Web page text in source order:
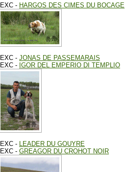
EXC - HARGOS DES CIMES DU BOCAGE
EXC - JONAS DE PASSEMARAIS
EXC - IGOR DEL EMPERIO DI TEMPLIO
EXC - LEADER DU GOUYRE
EXC - GREAGOR DU CROHOT NOIR